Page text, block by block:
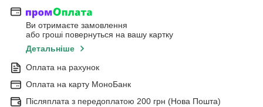
Ви отримаєте замовлення
або гроші повернуться на вашу картку
Детальніше
Оплата на рахунок
Оплата на карту МоноБанк
Післяплата з передоплатою 200 грн (Нова Пошта)